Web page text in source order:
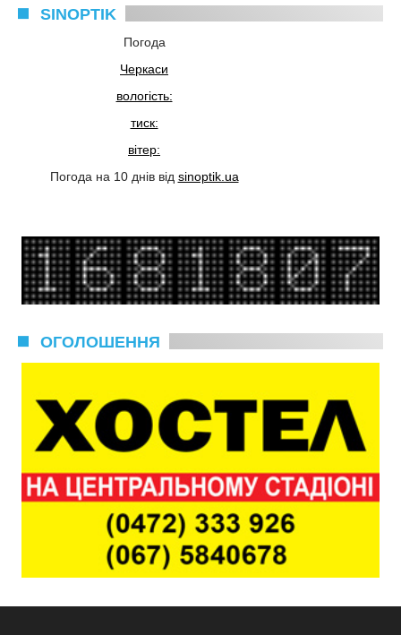
SINOPTIK
Погода
Черкаси
вологість:
тиск:
вітер:
Погода на 10 днів від sinoptik.ua
ОГОЛОШЕННЯ